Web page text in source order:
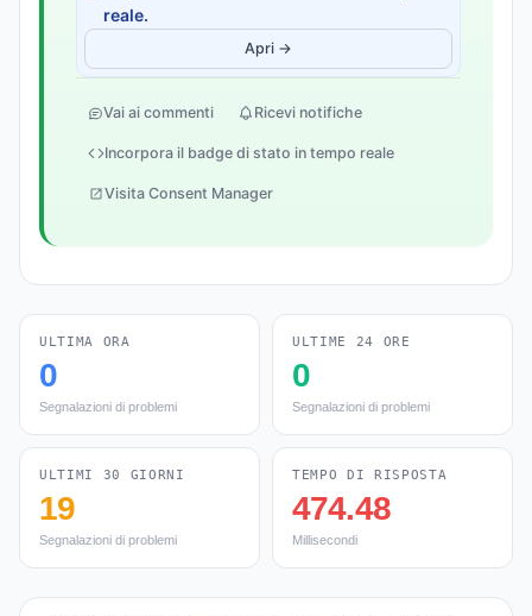
reale.
Apri →
Vai ai commenti Ricevi notifiche
Incorpora il badge di stato in tempo reale
Visita Consent Manager
ULTIMA ORA
0
Segnalazioni di problemi
ULTIME 24 ORE
0
Segnalazioni di problemi
ULTIMI 30 GIORNI
19
Segnalazioni di problemi
TEMPO DI RISPOSTA
474.48
Millisecondi